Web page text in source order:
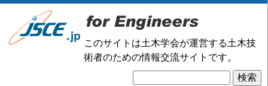
メ
このサイトは土木学会が運営する土木技
術者のための情報交流サイトです。